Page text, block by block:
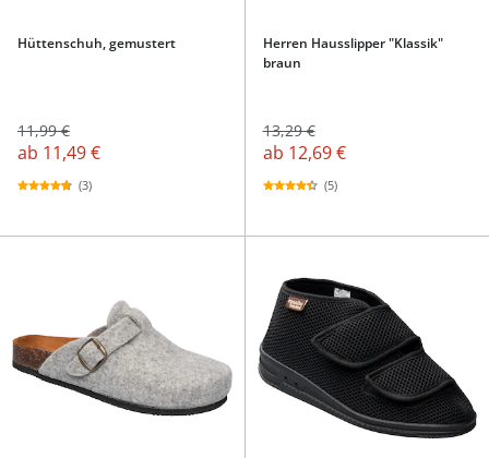
Hüttenschuh, gemustert
11,99 €
ab 11,49 €
(3)
Herren Hausslipper "Klassik"
braun
13,29 €
ab 12,69 €
(5)